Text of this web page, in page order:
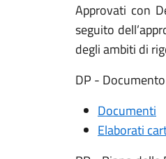
Approvati con
seguito
degli ambiti di
DP -
Documenti
Elaborati